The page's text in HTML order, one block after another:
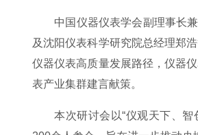
中国仪器仪表学会副理事长
及沈阳仪表科学研究院总经理郑
仪器仪表高质量发展路径，仪器
表产业集群建言献策。
本次研讨会以“仪观天下、